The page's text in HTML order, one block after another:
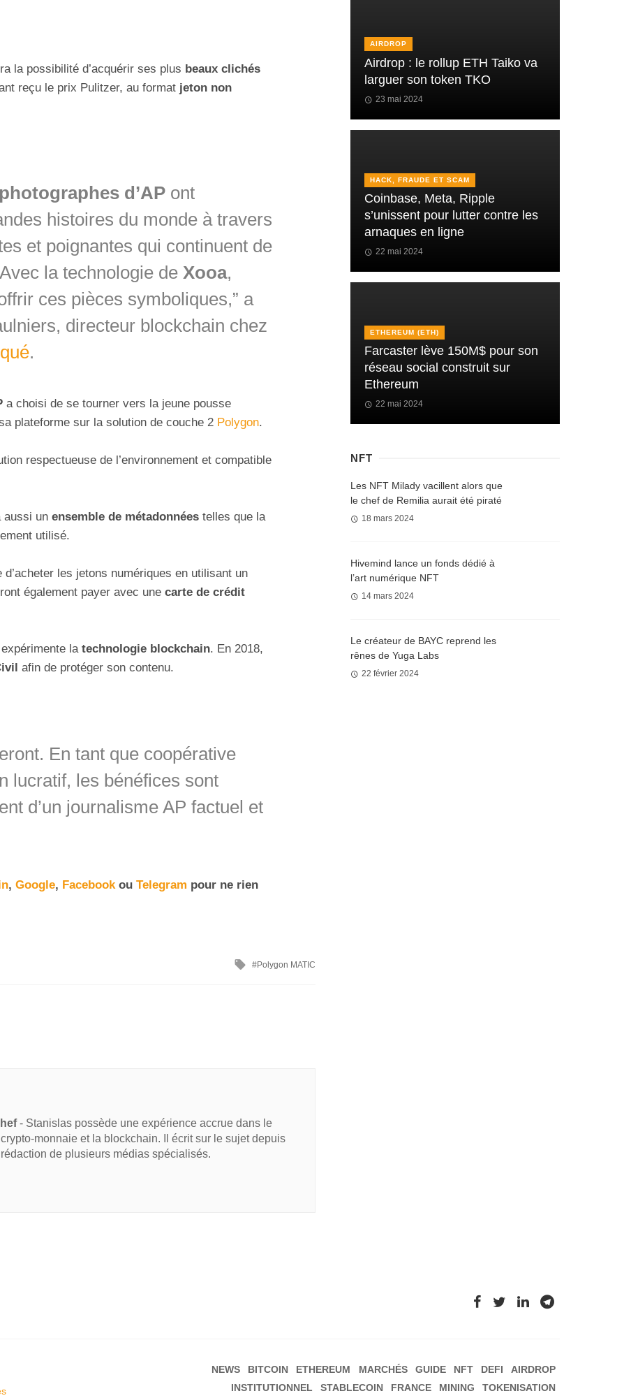
la possibilité d’acquérir ses plus beaux clichés
reçu le prix Pulitzer, au format jeton non
photographes d’APont
histoires du monde à travers
et poignantes qui continuent de
la technologie de Xooa,
ces pièces symboliques,” a
directeur blockchain chez
.
a choisi de se tourner vers la jeune pousse
plateforme sur la solution de couche 2 Polygon.
respectueuse de l’environnement et compatible
aussi un ensemble de métadonnées telles que la
utilisé.
les jetons numériques en utilisant un
également payer avec une carte de crédit
expérimente la technologie blockchain. En 2018,
afin de protéger son contenu.
En tant que coopérative
lucratif, les bénéfices sont
d’un journalisme AP factuel et
, Google, Facebook ou Telegram pour ne rien
Polygon MATIC
- Stanislas possède une expérience accrue dans le
monnaie et la blockchain. Il écrit sur le sujet depuis
de plusieurs médias spécialisés.
AIRDROP
Airdrop : le rollup ETH Taiko va
larguer son token TKO
23 mai 2024
HACK, FRAUDE ET SCAM
Coinbase, Meta, Ripple
s’unissent pour lutter contre les
arnaques en ligne
22 mai 2024
ETHEREUM (ETH)
Farcaster lève 150M$ pour son
réseau social construit sur
Ethereum
22 mai 2024
NFT
Les NFT Milady vacillent alors que
le chef de Remilia aurait été piraté
18 mars 2024
Hivemind lance un fonds dédié à
l’art numérique NFT
14 mars 2024
Le créateur de BAYC reprend les
rênes de Yuga Labs
22 février 2024
NEWS BITCOIN ETHEREUM MARCHÉS GUIDE NFT DEFI
AIRDROP
INSTITUTIONNEL
STABLECOIN FRANCE MINING TOKENISATION